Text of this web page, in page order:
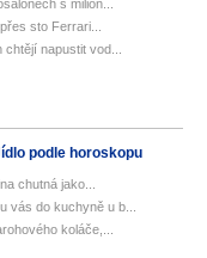
s milion...
sto Ferrari...
napustit vod...
podle horoskopu
chutná jako...
vás do kuchyně u b...
koláče,...